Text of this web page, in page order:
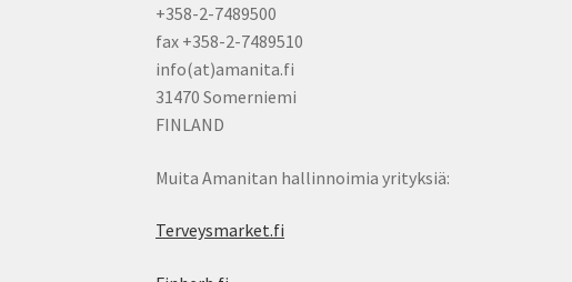
+358-2-7489500
fax +358-2-7489510
info(at)amanita.fi
31470 Somerniemi
FINLAND
Muita Amanitan hallinnoimia yrityksiä:
Terveysmarket.fi